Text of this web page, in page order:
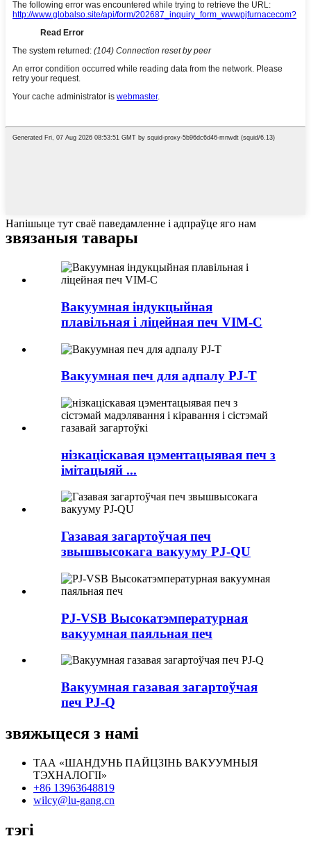
Напішыце тут сваё паведамленне і адпраўце яго нам
звязаныя тавары
Вакуумная індукцыйная
плавільная і ліцейная печ VIM-C
Вакуумная печ для адпалу PJ-T
нізкаціскавая цэментацыявая печ з
імітацыяй ...
Газавая загартоўчая печ
звышвысокага вакууму PJ-QU
PJ-VSB Высокатэмпературная
вакуумная паяльная печ
Вакуумная газавая загартоўчая
печ PJ-Q
звяжыцеся з намі
ТАА «ШАНДУНЬ ПАЙЦЗІНЬ ВАКУУМНЫЯ
ТЭХНАЛОГІІ»
+86 13963648819
wilcy@lu-gang.cn
тэгі